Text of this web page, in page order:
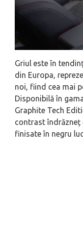
Griul este în
din Europa,
noi, fiind cea mai
Disponibilă în
Graphite Tech
contrast îndrăzneț
finisate în negru